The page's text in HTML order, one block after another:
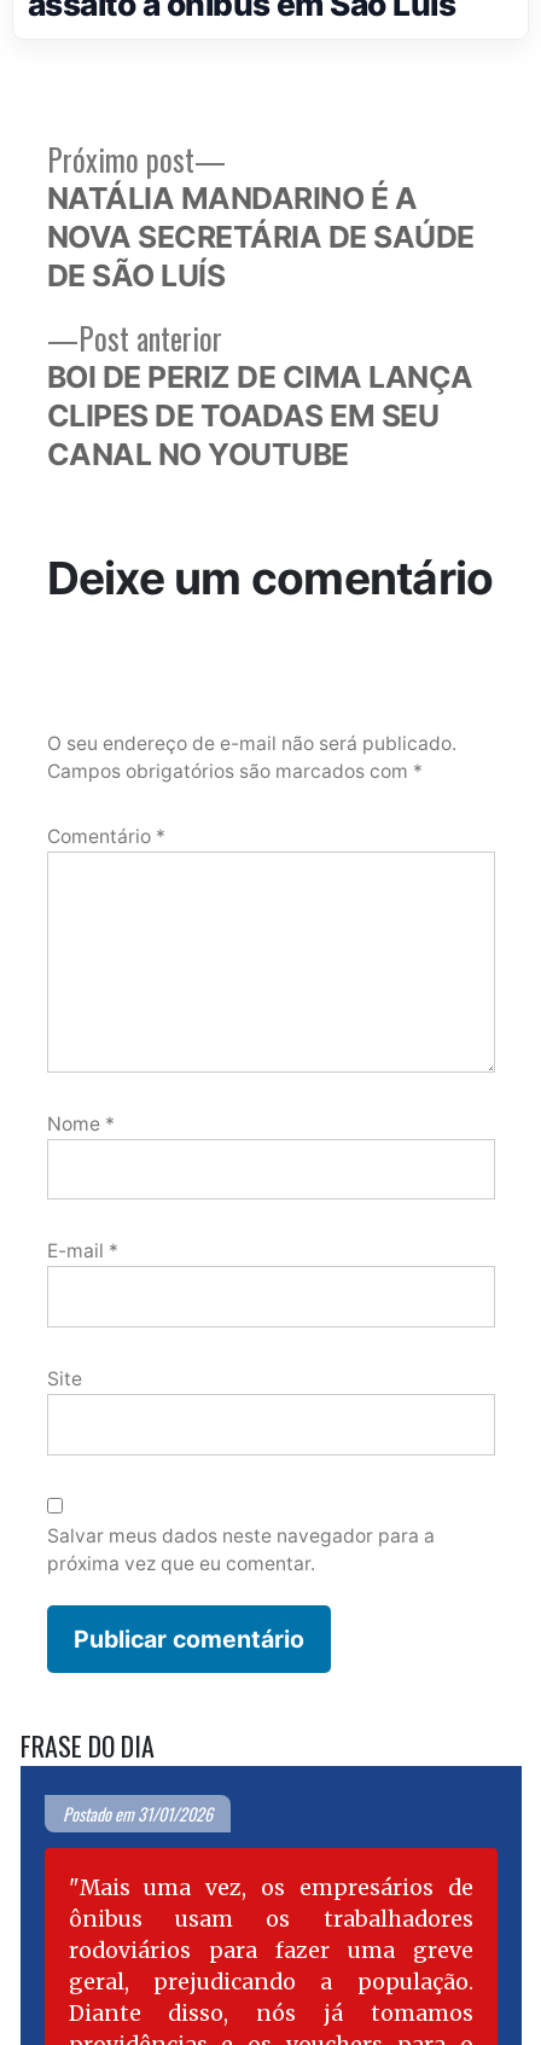
Navegação
de
Post
Post anteriorPost
anterior:
BOI DE PERIZ DE CIMA LANÇA
CLIPES DE TOADAS EM SEU
CANAL NO YOUTUBE
Próximo post
Próximo
post:
NATÁLIA MANDARINO É A
NOVA SECRETÁRIA DE SAÚDE
DE SÃO LUÍS
Deixe um comentário
O seu endereço de e-mail não será publicado.
Campos obrigatórios são marcados com *
Comentário *
Nome *
E-mail *
Site
Salvar meus dados neste navegador para a
próxima vez que eu comentar.
FRASE DO DIA
Postado em 31/01/2026
Mais uma vez, os empresários de
ônibus usam os trabalhadores
rodoviários para fazer uma greve
geral, prejudicando a população.
Diante disso, nós já tomamos